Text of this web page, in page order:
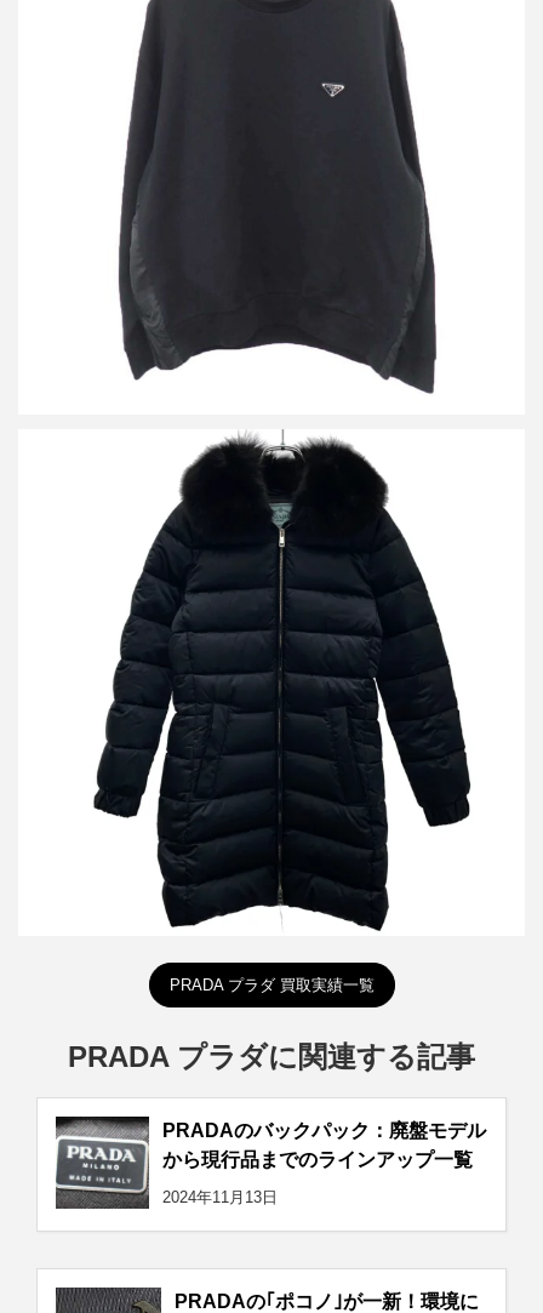
プラダ ロゴプレート テクニカルコットン スウェットシャツ
プラダ フォックスファーダウンコート 28G062
詳しく見る
PRADA プラダ 買取実績一覧
PRADA プラダに関連する記事
PRADAのバックパック：廃盤モデル
から現行品までのラインアップ一覧
2024年11月13日
PRADAの｢ポコノ｣が一新！環境に